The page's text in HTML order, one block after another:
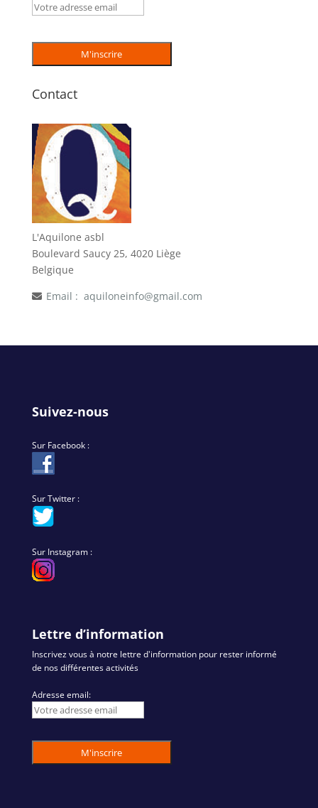
Contact
L'Aquilone asbl
Boulevard Saucy 25, 4020 Liège
Belgique
Email : aquiloneinfo@gmail.com
Suivez-nous
Sur Facebook :
Sur Twitter :
Sur Instagram :
Lettre d’information
Inscrivez vous à notre lettre d'information pour rester informé
de nos différentes activités
Adresse email: